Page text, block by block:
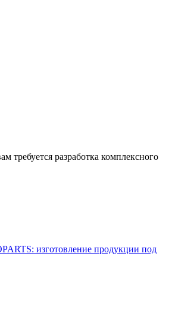
требуется разработка комплексного